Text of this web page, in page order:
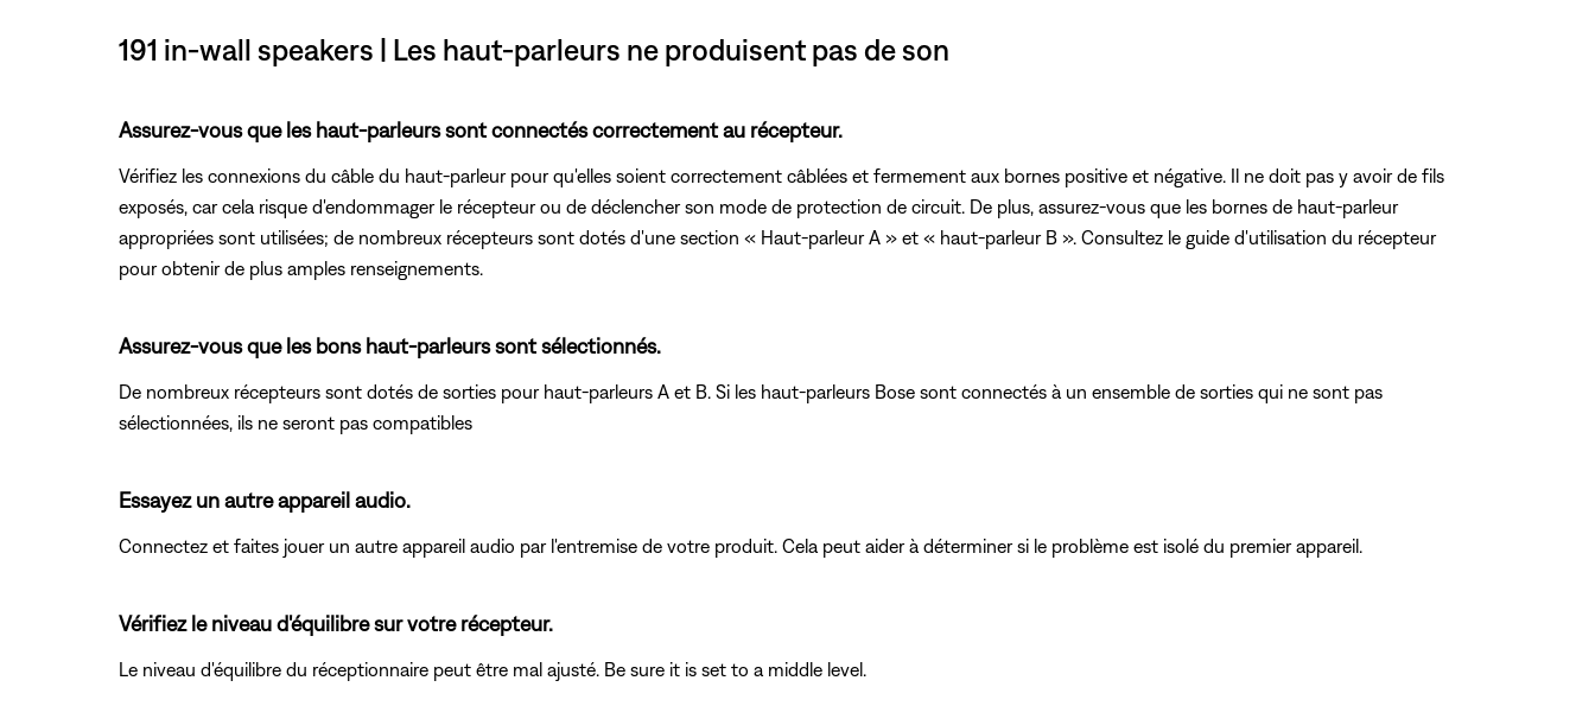
191 in-wall speakers | Les haut-parleurs ne produisent pas de son
Assurez-vous que les haut-parleurs sont connectés correctement au récepteur.
Vérifiez les connexions du câble du haut-parleur pour qu'elles soient correctement câblées et fermement aux bornes positive et négative. Il ne doit pas y avoir de fils
exposés, car cela risque d'endommager le récepteur ou de déclencher son mode de protection de circuit. De plus, assurez-vous que les bornes de haut-parleur
appropriées sont utilisées; de nombreux récepteurs sont dotés d'une section « Haut-parleur A » et « haut-parleur B ». Consultez le guide d'utilisation du récepteur
pour obtenir de plus amples renseignements.
Assurez-vous que les bons haut-parleurs sont sélectionnés.
De nombreux récepteurs sont dotés de sorties pour haut-parleurs A et B. Si les haut-parleurs Bose sont connectés à un ensemble de sorties qui ne sont pas
sélectionnées, ils ne seront pas compatibles
Essayez un autre appareil audio.
Connectez et faites jouer un autre appareil audio par l'entremise de votre produit. Cela peut aider à déterminer si le problème est isolé du premier appareil.
Vérifiez le niveau d'équilibre sur votre récepteur.
Le niveau d'équilibre du réceptionnaire peut être mal ajusté. Be sure it is set to a middle level.